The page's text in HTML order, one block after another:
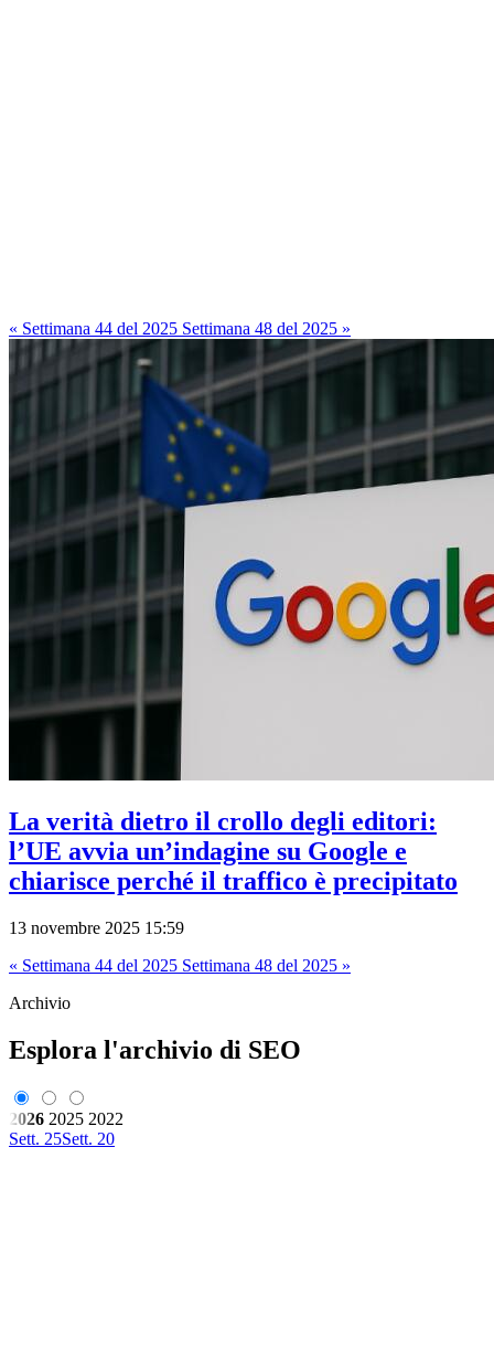
« Settimana 44 del 2025 Settimana 48 del 2025 »
La verità dietro il crollo degli editori:
l’UE avvia un’indagine su Google e
chiarisce perché il traffico è precipitato
13 novembre 2025 15:59
« Settimana 44 del 2025 Settimana 48 del 2025 »
Archivio
Esplora l'archivio di SEO
2026 2025 2022
Sett. 25Sett. 20